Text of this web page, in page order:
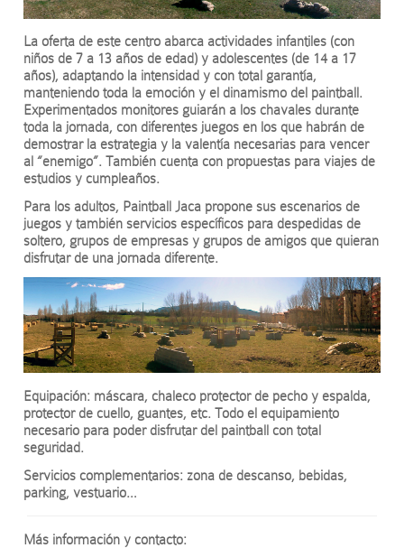
La oferta de este centro abarca actividades infantiles (con
niños de 7 a 13 años de edad) y adolescentes (de 14 a 17
años), adaptando la intensidad y con total garantía,
manteniendo toda la emoción y el dinamismo del paintball.
Experimentados monitores guiarán a los chavales durante
toda la jornada, con diferentes juegos en los que habrán de
demostrar la estrategia y la valentía necesarias para vencer
al “enemigo”. También cuenta con propuestas para viajes de
estudios y cumpleaños.
Para los adultos, Paintball Jaca propone sus escenarios de
juegos y también servicios específicos para despedidas de
soltero, grupos de empresas y grupos de amigos que quieran
disfrutar de una jornada diferente.
Equipación: máscara, chaleco protector de pecho y espalda,
protector de cuello, guantes, etc. Todo el equipamiento
necesario para poder disfrutar del paintball con total
seguridad.
Servicios complementarios: zona de descanso, bebidas,
parking, vestuario…
Más información y contacto: